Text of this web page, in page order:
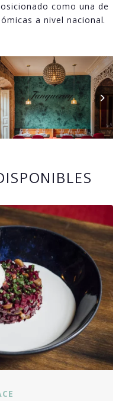
como una de
a nivel nacional.